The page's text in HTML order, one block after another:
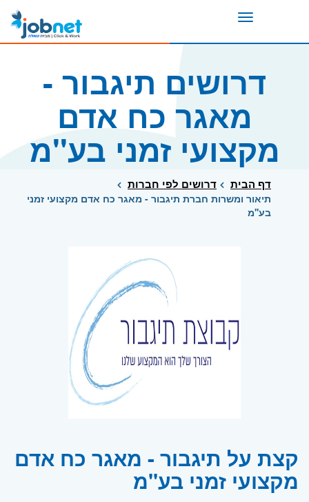
Toggle
דרושים תיגבור -
מאגר כח אדם
מקצועי זמני בע''מ
דף הבית דרושים לפי חברות
תיאור ומשרות חברת תיגבור - מאגר כח אדם מקצועי זמני
בע''מ
קצת על תיגבור - מאגר כח אדם
מקצועי זמני בע''מ